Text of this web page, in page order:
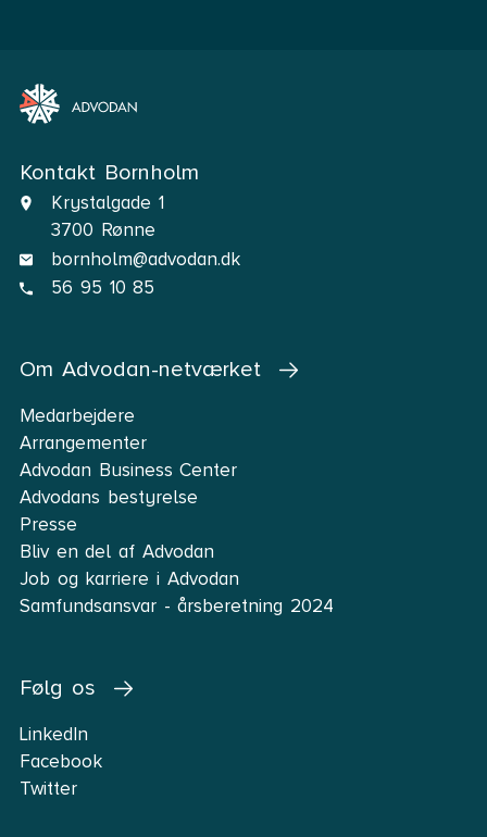
Kontakt Bornholm
Krystalgade 1
3700 Rønne
bornholm@advodan.dk
56 95 10 85
Om Advodan-netværket
Medarbejdere
Arrangementer
Advodan Business Center
Advodans bestyrelse
Presse
Bliv en del af Advodan
Job og karriere i Advodan
Samfundsansvar - årsberetning 2024
Følg os
LinkedIn
Facebook
Twitter